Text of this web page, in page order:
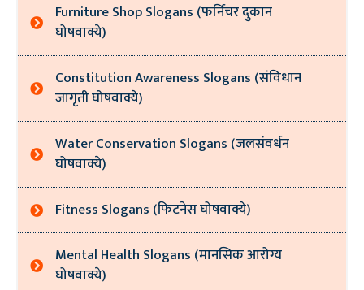
Furniture Shop Slogans (फर्निचर दुकान
घोषवाक्ये)
Constitution Awareness Slogans (संविधान
जागृती घोषवाक्ये)
Water Conservation Slogans (जलसंवर्धन
घोषवाक्ये)
Fitness Slogans (फिटनेस घोषवाक्ये)
Mental Health Slogans (मानसिक आरोग्य
घोषवाक्ये)